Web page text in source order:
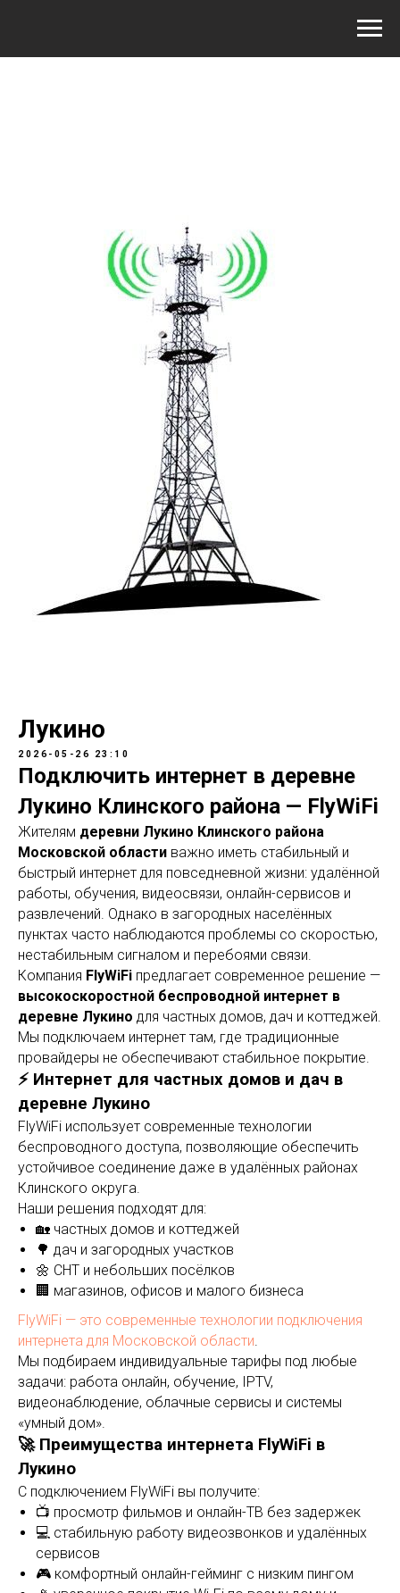
Лукино
2026-05-26 23:10
Подключить интернет в деревне
Лукино Клинского района — FlyWiFi
Жителям деревни Лукино Клинского района
Московской области важно иметь стабильный и
быстрый интернет для повседневной жизни: удалённой
работы, обучения, видеосвязи, онлайн-сервисов и
развлечений. Однако в загородных населённых
пунктах часто наблюдаются проблемы со скоростью,
нестабильным сигналом и перебоями связи.
Компания FlyWiFi предлагает современное решение —
высокоскоростной беспроводной интернет в
деревне Лукино для частных домов, дач и коттеджей.
Мы подключаем интернет там, где традиционные
провайдеры не обеспечивают стабильное покрытие.
⚡ Интернет для частных домов и дач в
деревне Лукино
FlyWiFi использует современные технологии
беспроводного доступа, позволяющие обеспечить
устойчивое соединение даже в удалённых районах
Клинского округа.
Наши решения подходят для:
🏡 частных домов и коттеджей
🌳 дач и загородных участков
🌼 СНТ и небольших посёлков
🏢 магазинов, офисов и малого бизнеса
FlyWiFi — это современные технологии подключения
интернета для Московской области.
Мы подбираем индивидуальные тарифы под любые
задачи: работа онлайн, обучение, IPTV,
видеонаблюдение, облачные сервисы и системы
«умный дом».
🚀 Преимущества интернета FlyWiFi в
Лукино
С подключением FlyWiFi вы получите:
📺 просмотр фильмов и онлайн-ТВ без задержек
💻 стабильную работу видеозвонков и удалённых
сервисов
🎮 комфортный онлайн-гейминг с низким пингом